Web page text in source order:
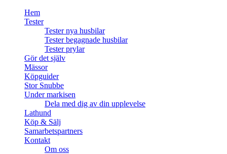
Hem
Tester
Tester nya husbilar
Tester begagnade husbilar
Tester prylar
Gör det själv
Mässor
Köpguider
Stor Snubbe
Under markisen
Dela med dig av din upplevelse
Lathund
Köp & Sälj
Samarbetspartners
Kontakt
Om oss